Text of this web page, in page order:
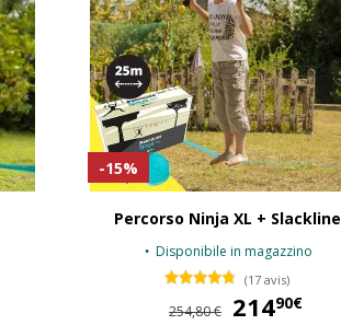
-15%
Percorso Ninja XL + Slackline
Disponibile in magazzino
(17 avis)
254,80 € 21490€